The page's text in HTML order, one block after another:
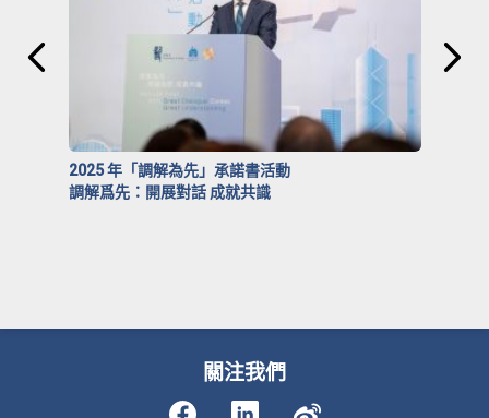
2025 年「調解為先」承諾書活動
調解爲先：開展對話 成就共識
關注我們